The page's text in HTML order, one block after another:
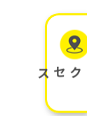
アクセス